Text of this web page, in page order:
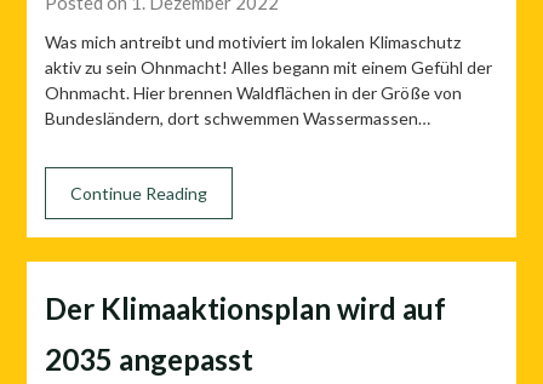
Was mich antreibt und motiviert im lokalen Klimaschutz
aktiv zu sein Ohnmacht! Alles begann mit einem Gefühl der
Ohnmacht. Hier brennen Waldflächen in der Größe von
Bundesländern, dort schwemmen Wassermassen…
Continue Reading
Der Klimaaktionsplan wird auf
2035 angepasst